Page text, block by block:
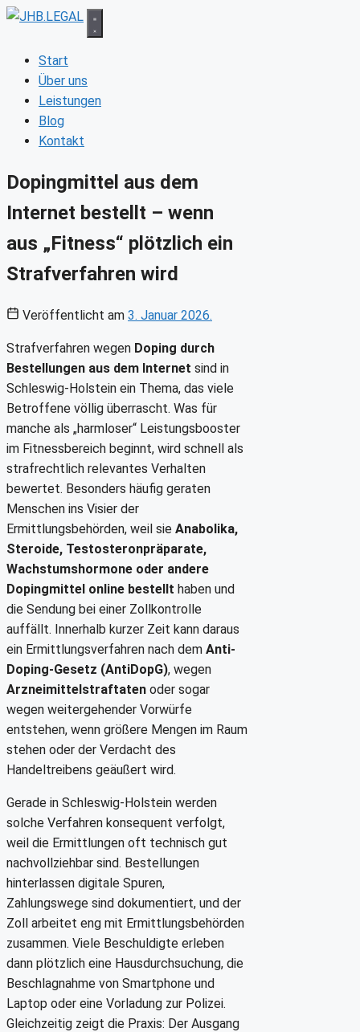
Zum
springenStart
Über uns
Leistungen
Blog
Kontakt
Dopingmittel aus dem
Internet bestellt – wenn
aus „Fitness“ plötzlich ein
Strafverfahren wird
Veröffentlicht am 3. Januar 2026.
Strafverfahren wegen Doping durch
Bestellungen aus dem Internet sind in
Schleswig-Holstein ein Thema, das viele
Betroffene völlig überrascht. Was für
manche als „harmloser“ Leistungsbooster
im Fitnessbereich beginnt, wird schnell als
strafrechtlich relevantes Verhalten
bewertet. Besonders häufig geraten
Menschen ins Visier der
Ermittlungsbehörden, weil sie Anabolika,
Steroide, Testosteronpräparate,
Wachstumshormone oder andere
Dopingmittel online bestellt haben und
die Sendung bei einer Zollkontrolle
auffällt. Innerhalb kurzer Zeit kann daraus
ein Ermittlungsverfahren nach dem Anti-
Doping-Gesetz (AntiDopG), wegen
Arzneimittelstraftaten oder sogar
wegen weitergehender Vorwürfe
entstehen, wenn größere Mengen im Raum
stehen oder der Verdacht des
Handeltreibens geäußert wird.
Gerade in Schleswig-Holstein werden
solche Verfahren konsequent verfolgt,
weil die Ermittlungen oft technisch gut
nachvollziehbar sind. Bestellungen
hinterlassen digitale Spuren,
Zahlungswege sind dokumentiert, und der
Zoll arbeitet eng mit Ermittlungsbehörden
zusammen. Viele Beschuldigte erleben
dann plötzlich eine Hausdurchsuchung, die
Beschlagnahme von Smartphone und
Laptop oder eine Vorladung zur Polizei.
Gleichzeitig zeigt die Praxis: Der Ausgang